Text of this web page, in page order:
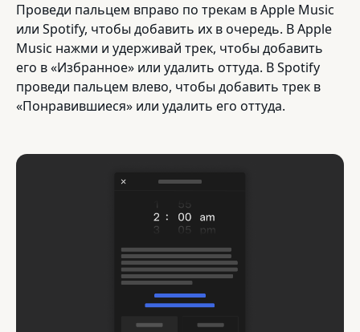
Проведи пальцем вправо по трекам в Apple Music
или Spotify, чтобы добавить их в очередь. В Apple
Music нажми и удерживай трек, чтобы добавить
его в «Избранное» или удалить оттуда. В Spotify
проведи пальцем влево, чтобы добавить трек в
«Понравившиеся» или удалить его оттуда.